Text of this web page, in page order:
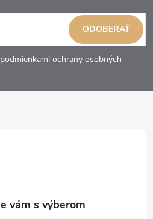
podmienkami ochrany osobných
ODOBERAŤ